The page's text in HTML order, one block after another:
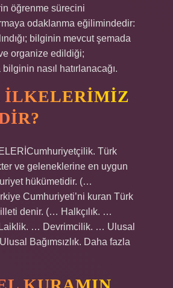
öğrenme sürecini
odaklanma eğilimindedir:
bilginin mevcut şemada
organize edildiği;
bilginin nasıl hatırlanacağı.
ILKELERIMIZ
Türk
ve geleneklerine en uygun
hükümetidir. (…
Cumhuriyeti’ni kuran Türk
denir. (… Halkçılık. …
… Devrimcilik. … Ulusal
Bağımsızlık. Daha fazla